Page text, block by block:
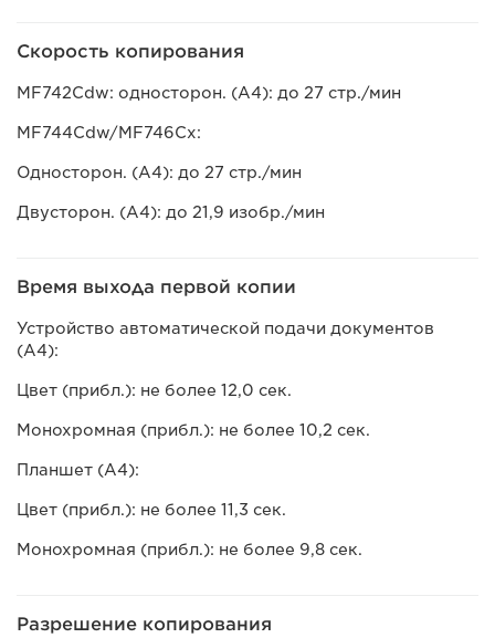
Скорость копирования
MF742Cdw: односторон. (A4): до 27 стр./мин
MF744Cdw/MF746Cx:
Односторон. (A4): до 27 стр./мин
Двусторон. (A4): до 21,9 изобр./мин
Время выхода первой копии
Устройство автоматической подачи документов
(A4):
Цвет (прибл.): не более 12,0 сек.
Монохромная (прибл.): не более 10,2 сек.
Планшет (A4):
Цвет (прибл.): не более 11,3 сек.
Монохромная (прибл.): не более 9,8 сек.
Разрешение копирования